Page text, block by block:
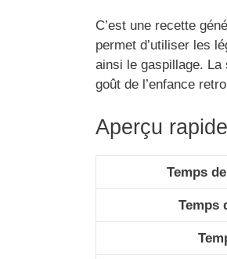
C’est une recette
permet d’utiliser les
ainsi le gaspillage. La
goût de l’enfance
Aperçu rapide
Temps
Temps